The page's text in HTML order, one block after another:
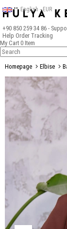
+90 850 259 34 86 -
Help Order Tracking
English - EUR
My Cart 0 Item
Homepage Elbise